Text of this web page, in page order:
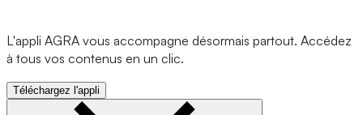
L'appli AGRA vous accompagne désormais partout. Accédez
à tous vos contenus en un clic.
Téléchargez l'appli